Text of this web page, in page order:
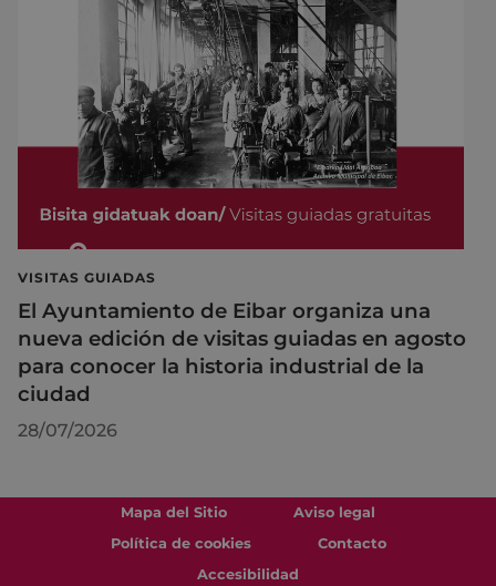
VISITAS GUIADAS
El Ayuntamiento de Eibar organiza una
nueva edición de visitas guiadas en agosto
para conocer la historia industrial de la
ciudad
28/07/2026
Mapa del Sitio
Aviso legal
Política de cookies
Contacto
Accesibilidad